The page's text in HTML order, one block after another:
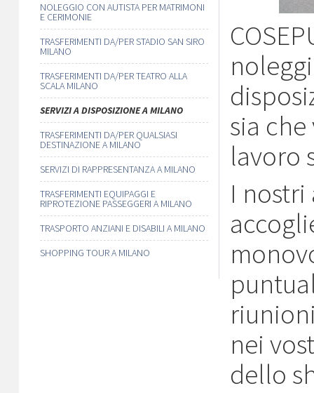
NOLEGGIO CON AUTISTA PER MATRIMONI
E CERIMONIE
TRASFERIMENTI DA/PER STADIO SAN SIRO
MILANO
TRASFERIMENTI DA/PER TEATRO ALLA
SCALA MILANO
SERVIZI A DISPOSIZIONE A MILANO
TRASFERIMENTI DA/PER QUALSIASI
DESTINAZIONE A MILANO
SERVIZI DI RAPPRESENTANZA A MILANO
TRASFERIMENTI EQUIPAGGI E
RIPROTEZIONE PASSEGGERI A MILANO
TRASPORTO ANZIANI E DISABILI A MILANO
SHOPPING TOUR A MILANO
sia
lavoro
I
nei
dello